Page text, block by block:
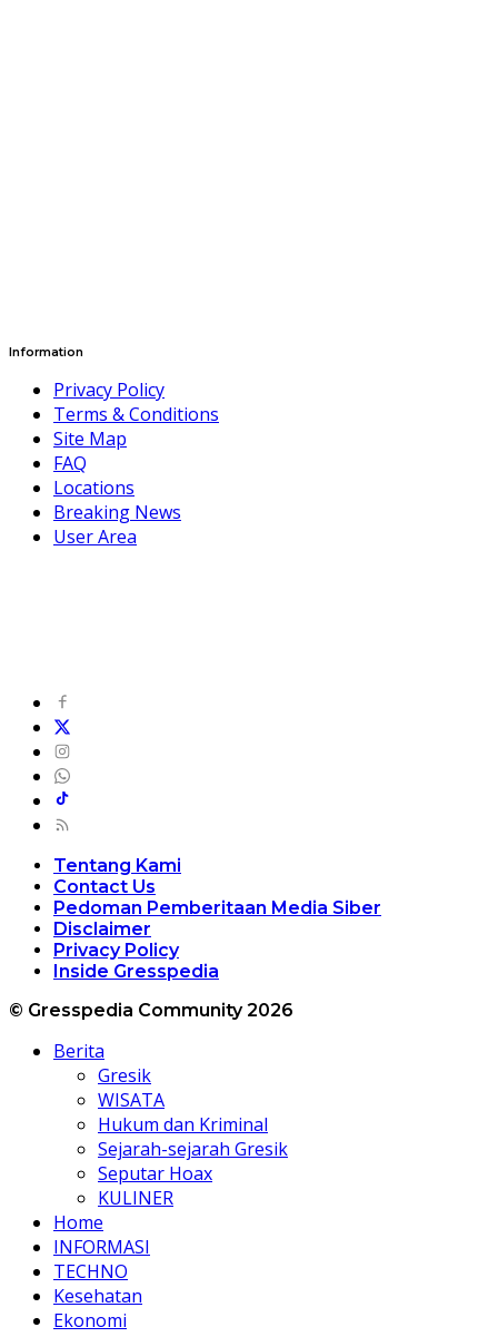
Information
Privacy Policy
Terms & Conditions
Site Map
FAQ
Locations
Breaking News
User Area
Tentang Kami
Contact Us
Pedoman Pemberitaan Media Siber
Disclaimer
Privacy Policy
Inside Gresspedia
© Gresspedia Community 2026
Berita
Gresik
WISATA
Hukum dan Kriminal
Sejarah-sejarah Gresik
Seputar Hoax
KULINER
Home
INFORMASI
TECHNO
Kesehatan
Ekonomi